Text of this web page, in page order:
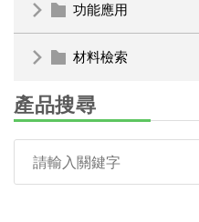
功能應用
材料檢索
產品搜尋